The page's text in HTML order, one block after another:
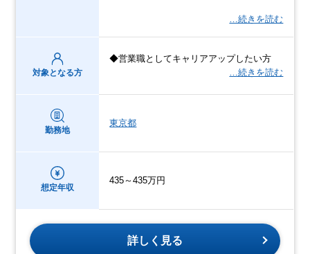
…続きを読む
対象となる方
◆営業職としてキャリアアップしたい方
…続きを読む
勤務地
東京都
想定年収
435～435万円
詳しく見る